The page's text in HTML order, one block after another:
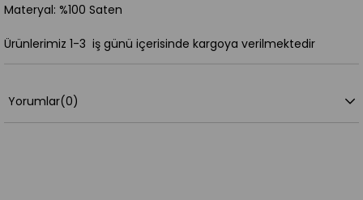
Materyal: %100 Saten
Ürünlerimiz 1-3 iş günü içerisinde kargoya verilmektedir
Yorumlar(0)